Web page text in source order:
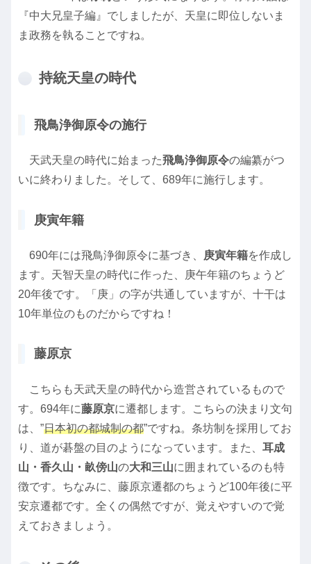
『中大兄皇子編』でしましたが、天皇に即位しないま
ま政務を執ることですね。
持統天皇の時代
飛鳥浄御原令の施行
天武天皇の時代に始まった飛鳥浄御原令の編纂がつ
いに終わりました。そして、689年に施行します。
庚寅年籍
690年には飛鳥浄御原令に基づき、 庚寅年籍を作成し
ます。天智天皇の時代に作った、庚午年籍のちょうど
20年後です。「庚」の字が共通していますが、十干は
10年単位のものだからですね！
藤原京
こちらも天武天皇の時代から造営されているもので
す。694年に藤原京に遷都します。こちらの決まり文句
は、”日本初の都城制の都”ですね。条坊制を採用してお
り、道が碁盤の目のようになっています。また、 耳成
山・香久山・畝傍山の大和三山に囲まれているのも特
徴です。ちなみに、藤原京遷都のちょうど100年後に平
安京遷都です。全くの偶然ですが、覚えやすいので覚
えておきましょう。